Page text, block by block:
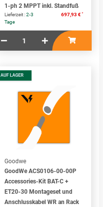
1-ph 2 MPPT inkl. Standfuß
Lieferzeit :2-3
Tage
697,93 € *
AUF LAGER
Goodwe
GoodWe ACS0106-00-00P
Accessories-Kit BAT-C +
ET20-30 Montageset und
Anschlusskabel WR an Rack